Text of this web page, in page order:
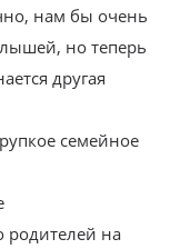
нам бы очень
но теперь
другая
семейное
родителей на